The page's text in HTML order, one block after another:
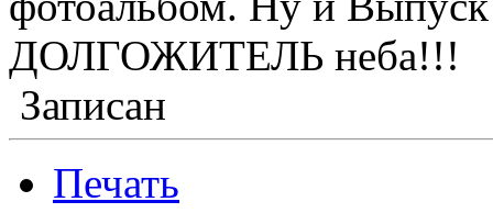
ДОЛГОЖИТЕЛЬ неба!!!
Записан
Печать